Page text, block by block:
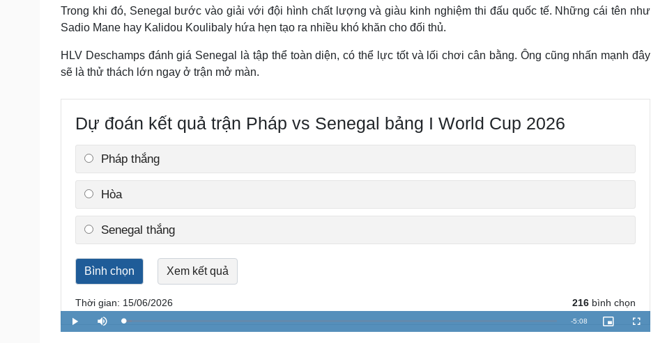
Trong khi đó, Senegal bước vào giải với đội hình chất lượng và giàu kinh nghiệm thi đấu quốc tế. Những cái tên như
Sadio Mane hay Kalidou Koulibaly hứa hẹn tạo ra nhiều khó khăn cho đối thủ.
HLV Deschamps đánh giá Senegal là tập thể toàn diện, có thể lực tốt và lối chơi cân bằng. Ông cũng nhấn mạnh đây
sẽ là thử thách lớn ngay ở trận mở màn.
Dự đoán kết quả trận Pháp vs Senegal bảng I World Cup 2026
Pháp thắng
Hòa
Senegal thắng
Thời gian: 15/06/2026 216 bình chọn
P
l
M
u
L
o
R
-5:08
P
i
F
u